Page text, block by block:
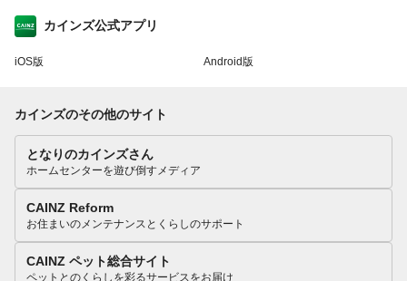
カインズ公式アプリ
iOS版 Android版
カインズのその他のサイト
となりのカインズさん
ホームセンターを遊び倒すメディア
CAINZ Reform
お住まいのメンテナンスとくらしのサポート
CAINZ ペット総合サイト
ペットとのくらしを彩るサービスをお届け